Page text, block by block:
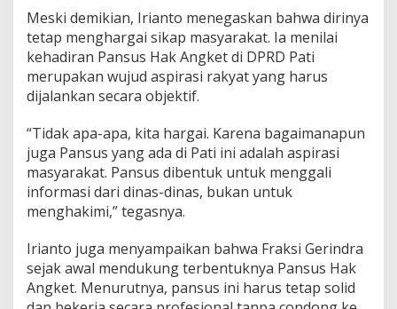
A
n
g
i
n
o
e
h
M
a
s
y
r
a
k
a
Meski demikian, Irianto menegaskan bahwa dirinya
tetap menghargai sikap masyarakat. Ia menilai
kehadiran Pansus Hak Angket di DPRD Pati
merupakan wujud aspirasi rakyat yang harus
dijalankan secara objektif.
“Tidak apa-apa, kita hargai. Karena bagaimanapun
juga Pansus yang ada di Pati ini adalah aspirasi
masyarakat. Pansus dibentuk untuk menggali
informasi dari dinas-dinas, bukan untuk
menghakimi,” tegasnya.
Irianto juga menyampaikan bahwa Fraksi Gerindra
sejak awal mendukung terbentuknya Pansus Hak
Angket. Menurutnya, pansus ini harus tetap solid